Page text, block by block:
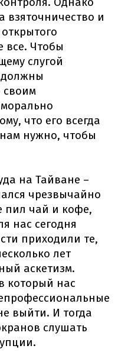
взяточничество и
все. Чтобы
слугой
должны
своим
что его всегда
нам нужно, чтобы
на Тайване –
чрезвычайно
пил чай и кофе,
нас сегодня
приходили те,
лет
аскетизм.
который нас
выйти. И тогда
слушать